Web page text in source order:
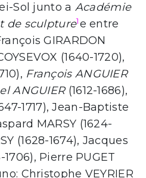
Sol junto a Académie
de sculpture1e entre
GIRARDON
(1640-1720),
François ANGUIER
ANGUIER(1612-1686),
1717), Jean-Baptiste
MARSY (1624-
(1628-1674), Jacques
1706), Pierre PUGET
Christophe VEYRIER